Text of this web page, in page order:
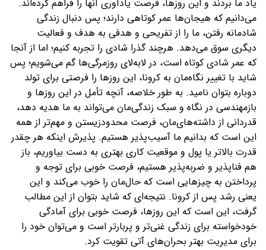
یاد ما بردند و این روزها، فرصت یادآوری آنها را فراهم کرده‌اند.
می‌دانیم که هیجان‌ها عمر کوتاهی دارند؛ پس دنبال زندگی
شادمانه رفتن، ما را از تفریحی و هدفی به هدف و فعالیت
دیگری سوق می‌دهد. هرچند گذرا شادی را تجربه کنیم؛ اما از آنجا
که عمر شادی کوتاه است، در لابه‌لای روزمرگی‌ها گم می‌شویم؛ پس
شاید با تغییر نگاه‌مان به کرونا، این روزها را فرصتی برای تولد
دوباره بتوان نامید. به طور خلاصه، آنچه تأمل در این روزها و
بازمهندسی در نگاه و سبک زندگی‌مان می‌تواند به ما هدیه دهد،
قدردانی از داشته‌های‌مان، فرصت محدود‌زیستن و مهم‌تر از همه
این است که بدانیم ما آسیب‌پذیر هستیم. پذیرش اینکه هر چقدر
قدرت بالاتر یا پول و موقعیت کاری بهتری به دست بیاوریم، باز
هم فناپذیر و ضربه‌پذیر هستیم، فرصت خوبی برای توجه و
پرداختن به چیزهایی است که حال‌مان را خوب می‌کند و این
یعنی رشد پس از کرونا. نتیجه‌ای که شاید بتوان از این مطالب
گرفت، این است که این روزها، فرصت خوبی برای آمادگی
خودخواسته برای زندگی غنی‌تر و پربارتر است و می‌توان خود را
برای مدیریت بهتر بحران‌های آتی تقویت کرد.